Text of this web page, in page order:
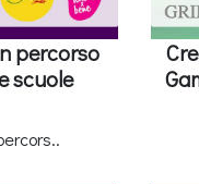
percorso
scuole